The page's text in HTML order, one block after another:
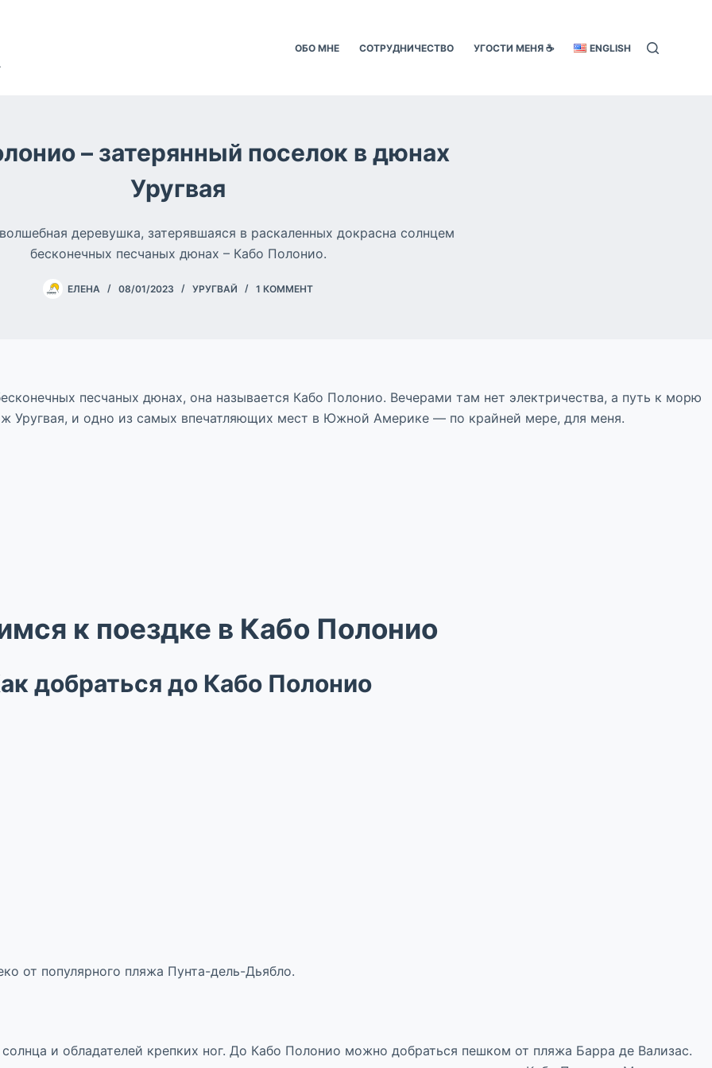
ОБО МНЕ СОТРУДНИЧЕСТВО УГОСТИ МЕНЯ ☕️ ENGLISH
– затерянный поселок в дюнах
Уругвая
деревушка, затерявшаяся в раскаленных докрасна солнцем
бесконечных песчаных дюнах – Кабо Полонио.
ЕЛЕНА 08/01/2023 УРУГВАЙ 1 КОММЕНТ
песчаных дюнах, она называется Кабо Полонио. Вечерами там нет электричества, а путь к морю
Уругвая, и одно из самых впечатляющих мест в Южной Америке — по крайней мере, для меня.
к поездке в Кабо Полонио
добраться до Кабо Полонио
от популярного пляжа Пунта-дель-Дьябло.
и обладателей крепких ног. До Кабо Полонио можно добраться пешком от пляжа Барра де Вализас.